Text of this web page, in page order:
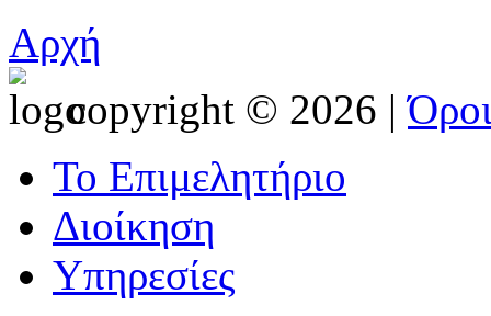
Αρχή
copyright © 2026 |
Το Επιμελητήριο
Διοίκηση
Υπηρεσίες